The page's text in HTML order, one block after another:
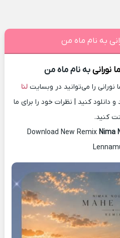
به نام ماه من
نورانیبه نام ماه من
را می‌توانید در وبسایتلنا
دانلود کنید | نظرات خود را برای ما
کنید.
Download New Remix Nima